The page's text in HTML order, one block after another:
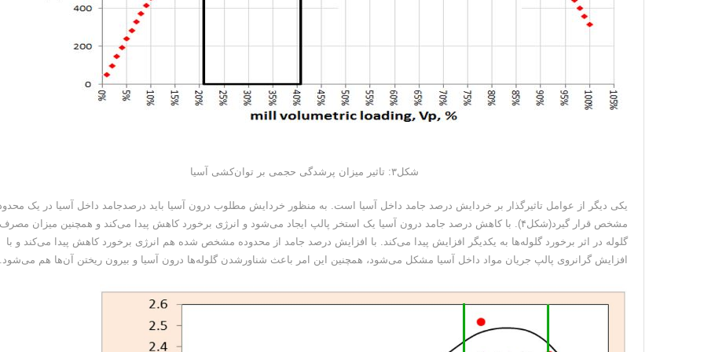
شکل۳: تاثیر میزان پرشدگی حجمی بر توان‌کشی آسیا
یکی دیگر از عوامل تاثیرگذار بر خردایش درصد جامد داخل آسیا است. به منظور خردایش مطلوب درون آسیا باید درصدجامد داخل آسیا در یک
مشخص قرار گیرد(شکل۴). با کاهش درصد جامد درون آسیا یک استخر پالپ ایجاد می‌شود و انرژی برخورد کاهش پیدا می‌کند و همچنین میزان
گلوله در اثر برخورد گلوله‌ها به یکدیگر افزایش پیدا می‌کند. با افزایش درصد جامد از محدوده مشخص شده هم انرژی برخورد کاهش پیدا می‌کند و با
افزایش گرانروی پالپ جریان مواد داخل آسیا مشکل می‌شود، همچنین این امر باعث شناورشدن گلوله‌ها درون آسیا و بیرون ریختن آن‌ها هم